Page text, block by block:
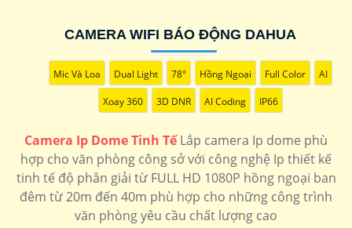
'
CAMERA WIFI BÁO ĐỘNG DAHUA
Mic Và Loa Dual Light 78° Hồng Ngoại Full Color AI
Xoay 360 3D DNR AI Coding IP66
Camera Ip Dome Tinh TếLắp camera Ip dome phù
hợp cho văn phòng công sở với công nghệ Ip thiết kế
tinh tế độ phân giải từ FULL HD 1080P hồng ngoại ban
đêm từ 20m đến 40m phù hợp cho những công trình
văn phòng yêu cầu chất lượng cao